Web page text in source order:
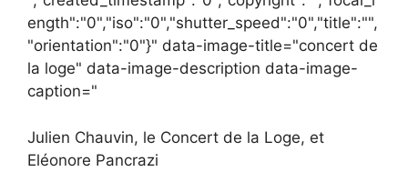
ength":"0","iso":"0","shutter_speed":"0","title":"",
"orientation":"0"}" data-image-title="concert de
la loge" data-image-description data-image-
caption="
Julien Chauvin, le Concert de la Loge, et
Eléonore Pancrazi